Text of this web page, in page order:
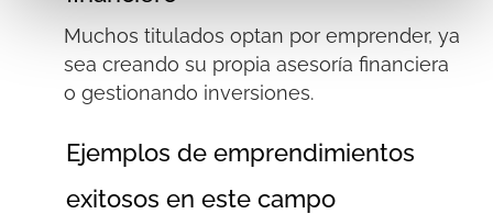
Muchos titulados optan por emprender, ya
sea creando su propia asesoría financiera
o gestionando inversiones.
Ejemplos de emprendimientos
exitosos en este campo